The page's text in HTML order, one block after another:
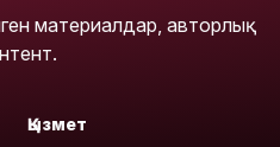
материалдар, авторлық
Қызмет